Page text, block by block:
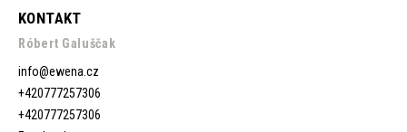
KONTAKT
Róbert Galuščak
info@ewena.cz
+420777257306
+420777257306